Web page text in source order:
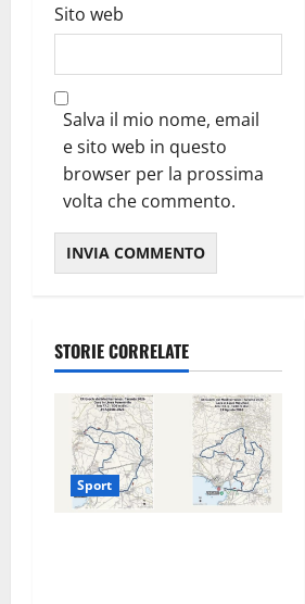
Sito web
Salva il mio nome, email
e sito web in questo
browser per la prossima
volta che commento.
STORIE CORRELATE
Sport